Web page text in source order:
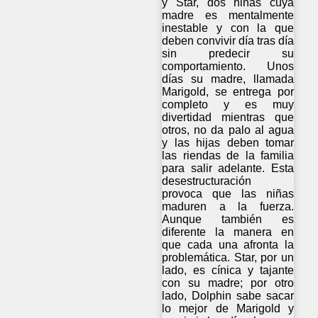
madre es mentalmente
inestable y con la que
deben convivir día tras día
sin predecir su
comportamiento. Unos
días su madre, llamada
Marigold, se entrega por
completo y es muy
divertidad mientras que
otros, no da palo al agua
y las hijas deben tomar
las riendas de la familia
para salir adelante. Esta
desestructuración
provoca que las niñas
maduren a la fuerza.
Aunque también es
diferente la manera en
que cada una afronta la
problemática. Star, por un
lado, es cínica y tajante
con su madre; por otro
lado, Dolphin sabe sacar
lo mejor de Marigold y